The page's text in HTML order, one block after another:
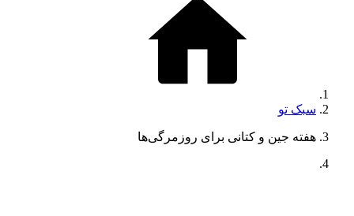
سبک تو
هفته جین و کتانی برای روزمرگی‌ها